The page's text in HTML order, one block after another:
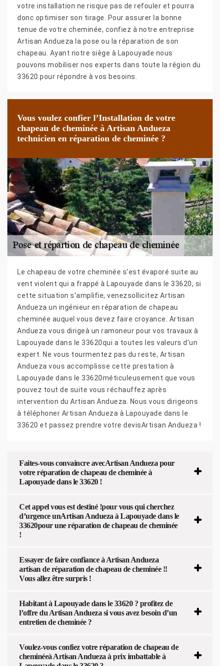
votre installation ne risque pas de refouler et pourra
donc optimiser son tirage. Pour assurer la bonne
tenue de votre cheminée, confiez à notre entreprise
Artisan Andueza la pose ou la réparation de son
chapeau. Ayant notre siège à Lapouyade nous
pouvons mobiliser nos experts dans toute la région du
33620 pour répondre à vos besoins.
Vous voulez confier l’Installation de votre
chapeau de cheminée à Artisan Andueza
technicien en réparation de cheminée ?
Le chapeau de votre cheminée s’est évaporé suite au
vent violent qui a frappé à Lapouyade dans le 33620, si
cette situation s’amplifie, venezsollicitez Artisan
Andueza un ingénieur en réparation de chapeau
cheminée auquel vous devez faire croyance. Artisan
Andueza vous dirigeà un ramoneur pour vos travaux à
Lapouyade dans le 33620qui a toutes les valeurs d’un
expert. Ne vous tourmentez pas du reste, Artisan
Andueza vous accomplisse cette prestation à
Lapouyade dans le 33620méticuleusement que vous
pouvez tout de suite vous réchauffez après
intervention du Artisan Andueza. Nous vous dirigeons
à téléphoner Artisan Andueza à Lapouyade dans le
33620 et passez prendre votre devisArtisan Andueza !
Faites-vous convaincre avecArtisan Andueza pour
votre réparation de chapeau de cheminée à
Lapouyade dans le 33620 !
Cet appel vous est destiné !pour vous qui cherchez
d’urgence unArtisan Andueza à Lapouyade dans le
33620pour une réparation de chapeau de cheminée
!
Essayer de faire confiance à Artisan Andueza
artisan de réparation de chapeau de cheminée !!
Vous allez être surpris !
Habitant à Lapouyade dans le 33620 ? profitez de
l’offre du Artisan Andueza si vous avez besoin d’un
entretien de cheminée ?
Voulez-vous confiez votre réparation de chapeau de
cheminéeà Artisan Andueza à prix imbattable à